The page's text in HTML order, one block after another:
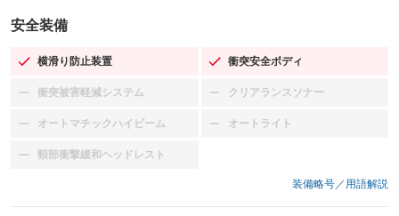
安全装備
横滑り防止装置
：装備あり 衝突安全ボディ
：装備あり
衝突被害軽減システム
：装備なし クリアランスソナー
：装備なし
オートマチックハイビーム
：装備なし オートライト
：装備なし
頸部衝撃緩和ヘッドレスト
：装備なし
装備略号／用語解説